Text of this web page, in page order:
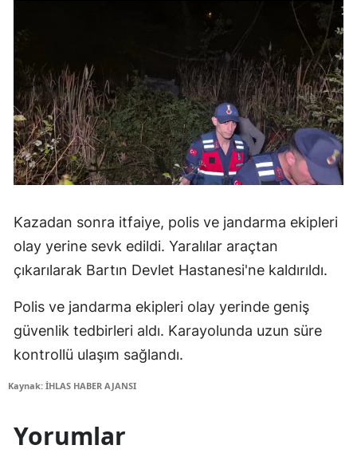
Kazadan sonra itfaiye, polis ve jandarma ekipleri
olay yerine sevk edildi. Yaralılar araçtan
çıkarılarak Bartın Devlet Hastanesi'ne kaldırıldı.
Polis ve jandarma ekipleri olay yerinde geniş
güvenlik tedbirleri aldı. Karayolunda uzun süre
kontrollü ulaşım sağlandı.
Kaynak: İHLAS HABER AJANSI
Yorumlar